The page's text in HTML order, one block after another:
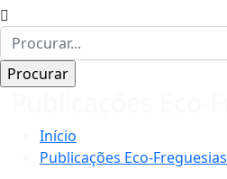
Início
Publicações Eco-Freguesias